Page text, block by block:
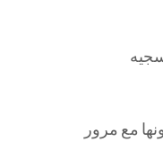
مع مرور